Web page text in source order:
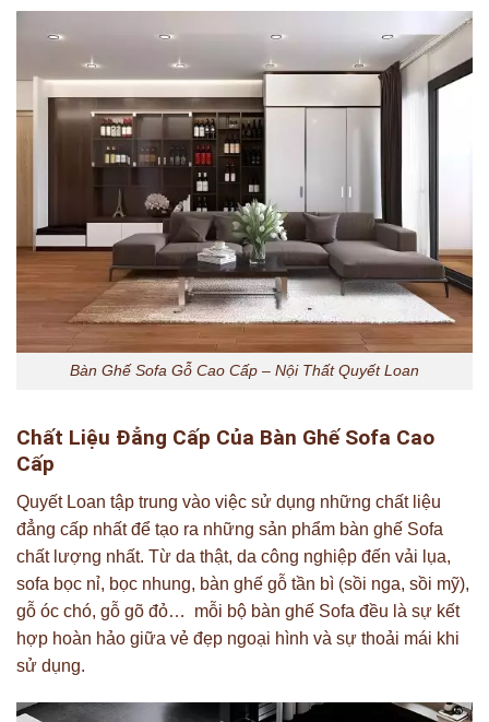
Bàn Ghế Sofa Gỗ Cao Cấp – Nội Thất Quyết Loan
Chất Liệu Đẳng Cấp Của Bàn Ghế Sofa Cao
Cấp
Quyết Loan tập trung vào việc sử dụng những chất liệu
đẳng cấp nhất để tạo ra những sản phẩm bàn ghế Sofa
chất lượng nhất. Từ da thật, da công nghiệp đến vải lụa,
sofa bọc nỉ, bọc nhung, bàn ghế gỗ tần bì (sồi nga, sồi mỹ),
gỗ óc chó, gỗ gõ đỏ… mỗi bộ bàn ghế Sofa đều là sự kết
hợp hoàn hảo giữa vẻ đẹp ngoại hình và sự thoải mái khi
sử dụng.